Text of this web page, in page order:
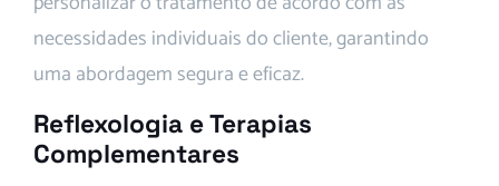
necessidades individuais do cliente, garantindo
uma abordagem segura e eficaz.
Reflexologia e Terapias
Complementares